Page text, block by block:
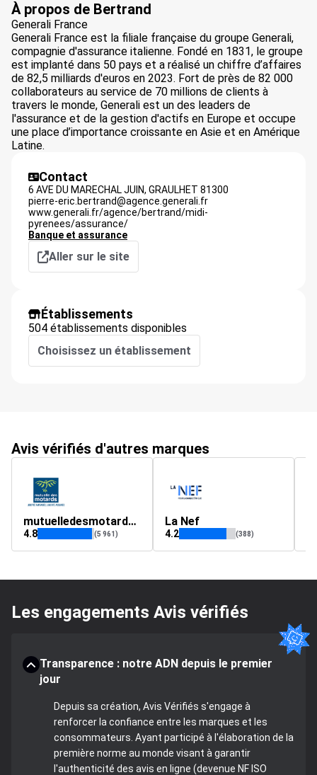
À propos de Bertrand
Generali France
Generali France est la filiale française du groupe Generali,
compagnie d'assurance italienne. Fondé en 1831, le groupe
est implanté dans 50 pays et a réalisé un chiffre d’affaires
de 82,5 milliards d'euros en 2023. Fort de près de 82 000
collaborateurs au service de 70 millions de clients à
travers le monde, Generali est un des leaders de
l'assurance et de la gestion d'actifs en Europe et occupe
une place d’importance croissante en Asie et en Amérique
Latine.
Contact
6 AVE DU MARECHAL JUIN, GRAULHET 81300
pierre-eric.bertrand@agence.generali.fr
www.generali.fr/agence/bertrand/midi-
pyrenees/assurance/
Banque et assurance
Aller sur le site
Établissements
504 établissements disponibles
Choisissez un établissement
Avis vérifiés d'autres marques
mutuelledesmotards.fr
4.8 (5 961)
La Nef
4.2 (388)
Les engagements Avis vérifiés
Transparence : notre ADN depuis le premier
jour
Depuis sa création, Avis Vérifiés s'engage à
renforcer la confiance entre les marques et les
consommateurs. Ayant participé à l'élaboration de la
première norme au monde visant à garantir
l'authenticité des avis en ligne (devenue NF ISO